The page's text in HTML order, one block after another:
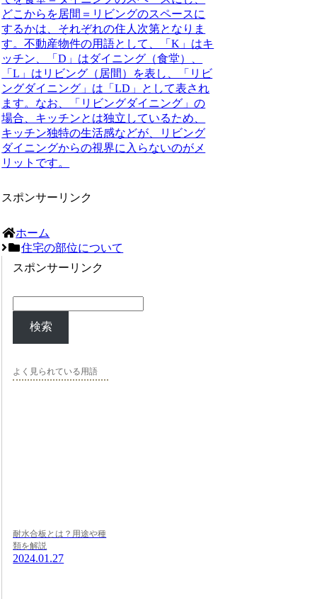
どこからを居間＝リビングのスペースに
するかは、それぞれの住人次第となりま
す。不動産物件の用語として、「K」はキ
ッチン、「D」はダイニング（食堂）、
「L」はリビング（居間）を表し、「リビ
ングダイニング」は「LD」として表され
ます。なお、「リビングダイニング」の
場合、キッチンとは独立しているため、
キッチン独特の生活感などが、リビング
ダイニングからの視界に入らないのがメ
リットです。
スポンサーリンク
ホーム
住宅の部位について
スポンサーリンク
検索
よく見られている用語
耐水合板とは？用途や種
類を解説
2024.01.27